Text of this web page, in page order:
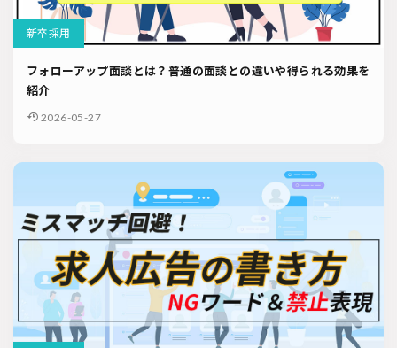
新卒採用
フォローアップ面談とは？普通の面談との違いや得られる効果を
紹介
2026-05-27